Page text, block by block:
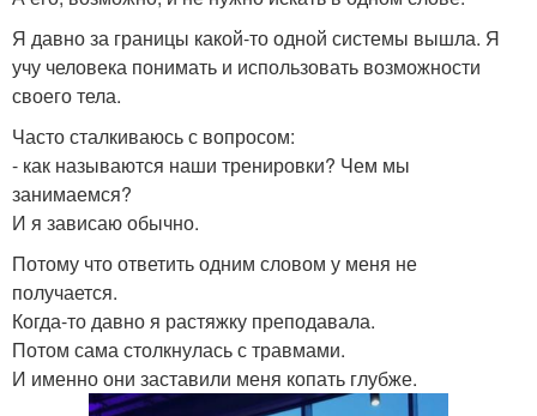
Я давно за границы какой-то одной системы вышла. Я
учу человека понимать и использовать возможности
своего тела.
Часто сталкиваюсь с вопросом:
- как называются наши тренировки? Чем мы
занимаемся?
И я зависаю обычно.
Потому что ответить одним словом у меня не
получается.
Когда-то давно я растяжку преподавала.
Потом сама столкнулась с травмами.
И именно они заставили меня копать глубже.